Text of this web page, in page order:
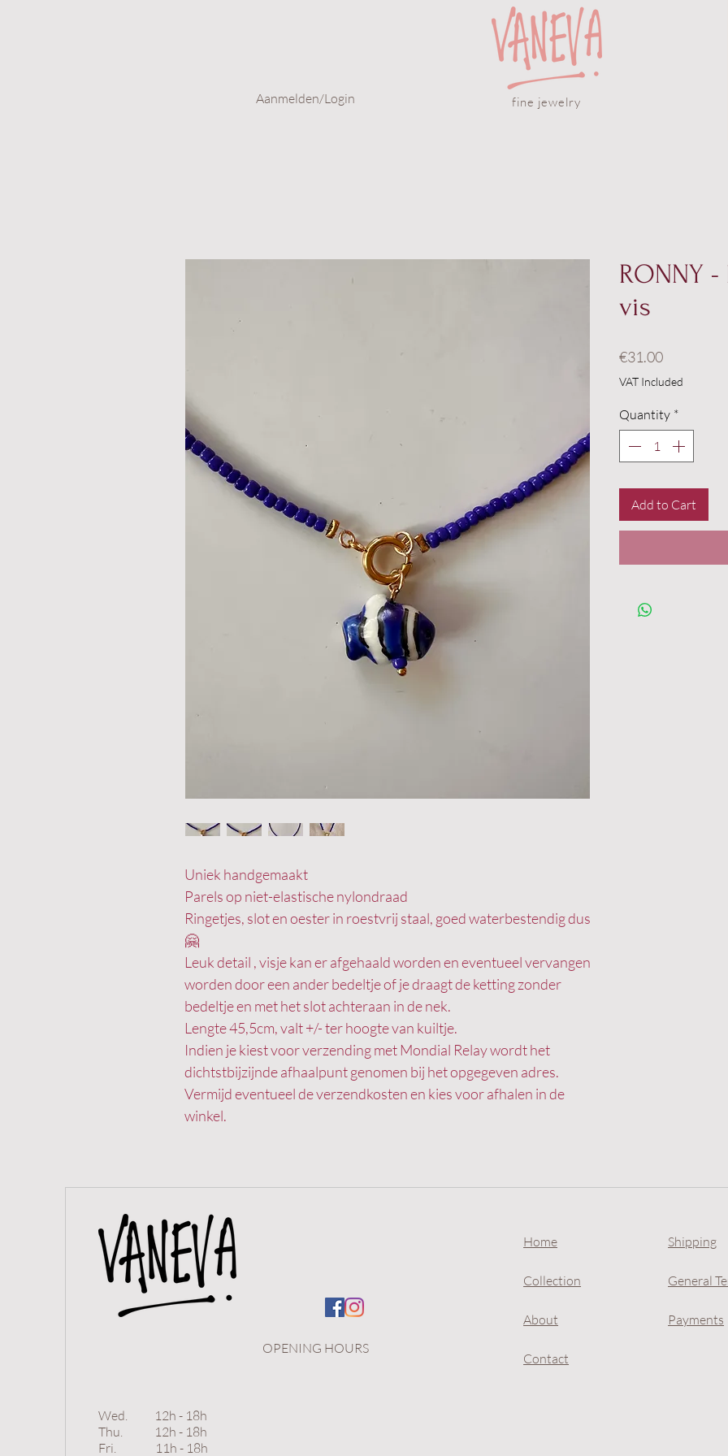
Aanmelden/Login fine jewelry
Uniek handgemaakt
Parels op niet-elastische nylondraad
Ringetjes, slot en oester in roestvrij staal, goed waterbestendig dus
🤗
Leuk detail , visje kan er afgehaald worden en eventueel vervangen
worden door een ander bedeltje of je draagt de ketting zonder
bedeltje en met het slot achteraan in de nek.
Lengte 45,5cm, valt +/- ter hoogte van kuiltje.
Indien je kiest voor verzending met Mondial Relay wordt het
dichtstbijzijnde afhaalpunt genomen bij het opgegeven adres.
Vermijd eventueel de verzendkosten en kies voor afhalen in de
winkel.
RONNY
vis
€31.00Price
VAT Included
Quantity *
Add to Cart
OPENING HOURS
Wed. 12h - 18h
Thu. 12h - 18h
Fri. 11h - 18h
Home
Collection
About
Contact
Shipping
General
Payments